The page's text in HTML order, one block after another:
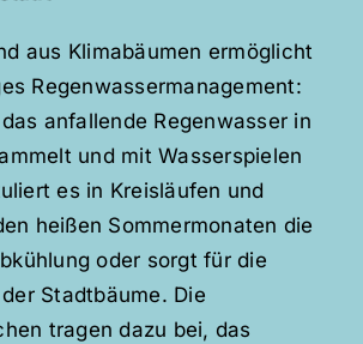
aus Klimabäumen ermöglicht
Regenwassermanagement:
anfallende Regenwasser in
und mit Wasserspielen
es in Kreisläufen und
heißen Sommermonaten die
oder sorgt für die
Stadtbäume. Die
tragen dazu bei, das